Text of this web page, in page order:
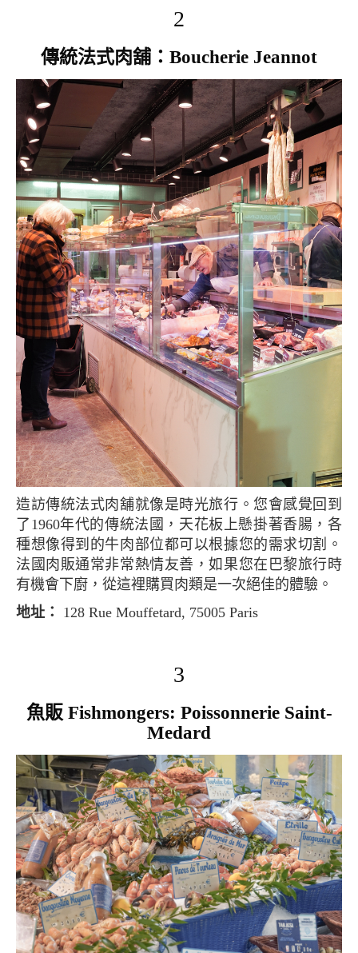
2
傳統法式肉舖：Boucherie Jeannot
造訪傳統法式肉舖就像是時光旅行。您會感覺回到
了1960年代的傳統法國，天花板上懸掛著香腸，各
種想像得到的牛肉部位都可以根據您的需求切割。
法國肉販通常非常熱情友善，如果您在巴黎旅行時
有機會下廚，從這裡購買肉類是一次絕佳的體驗。
地址：
128 Rue Mouffetard, 75005 Paris
3
魚販 Fishmongers: Poissonnerie Saint-
Medard